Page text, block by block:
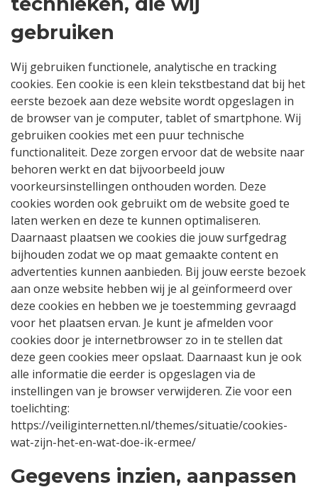
gebruiken
Wij gebruiken functionele, analytische en tracking
cookies. Een cookie is een klein tekstbestand dat bij het
eerste bezoek aan deze website wordt opgeslagen in
de browser van je computer, tablet of smartphone. Wij
gebruiken cookies met een puur technische
functionaliteit. Deze zorgen ervoor dat de website naar
behoren werkt en dat bijvoorbeeld jouw
voorkeursinstellingen onthouden worden. Deze
cookies worden ook gebruikt om de website goed te
laten werken en deze te kunnen optimaliseren.
Daarnaast plaatsen we cookies die jouw surfgedrag
bijhouden zodat we op maat gemaakte content en
advertenties kunnen aanbieden. Bij jouw eerste bezoek
aan onze website hebben wij je al geïnformeerd over
deze cookies en hebben we je toestemming gevraagd
voor het plaatsen ervan. Je kunt je afmelden voor
cookies door je internetbrowser zo in te stellen dat
deze geen cookies meer opslaat. Daarnaast kun je ook
alle informatie die eerder is opgeslagen via de
instellingen van je browser verwijderen. Zie voor een
toelichting:
https://veiliginternetten.nl/themes/situatie/cookies-
wat-zijn-het-en-wat-doe-ik-ermee/
Gegevens inzien, aanpassen